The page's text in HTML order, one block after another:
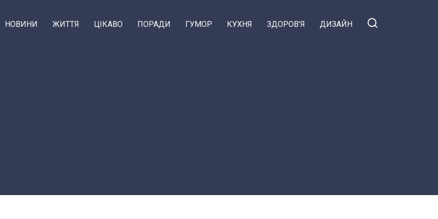
НОВИНИ ЖИТТЯ ЦІКАВО ПОРАДИ ГУМОР КУХНЯ ЗДОРОВ’Я ДИЗАЙН